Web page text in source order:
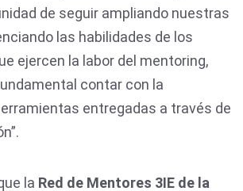
de seguir ampliando nuestras
las habilidades de los
ejercen la labor del mentoring,
contar con la
entregadas a través de
la Red de Mentores 3IE de la